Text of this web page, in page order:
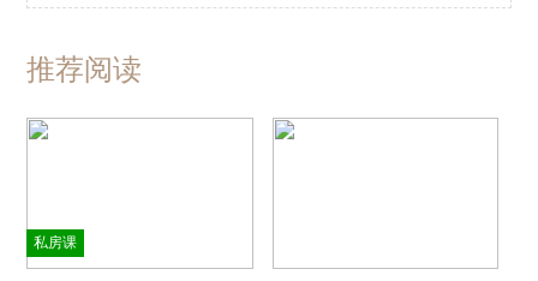
推荐阅读
私房课